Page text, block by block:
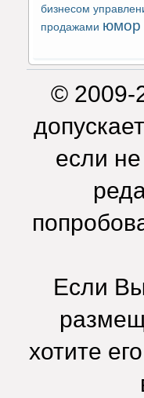
бизнесом
продажами юмор
© 2009-
если
Если
хотите